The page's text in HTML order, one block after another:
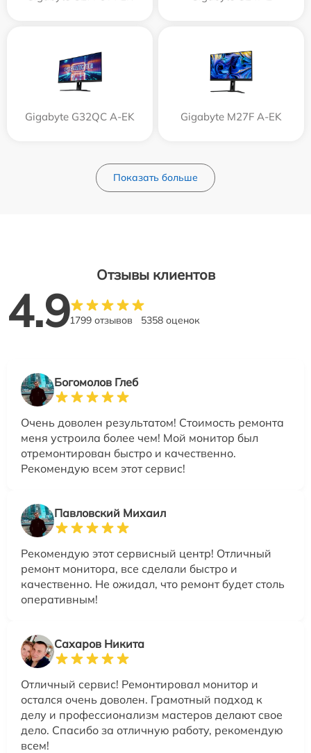
Gigabyte G32QC A-EK Gigabyte M27F A-EK
Показать больше
Отзывы клиентов
4.91799 отзывов 5358 оценок
Богомолов Глеб
Очень доволен результатом! Стоимость ремонта
меня устроила более чем! Мой монитор был
отремонтирован быстро и качественно.
Рекомендую всем этот сервис!
Павловский Михаил
Рекомендую этот сервисный центр! Отличный
ремонт монитора, все сделали быстро и
качественно. Не ожидал, что ремонт будет столь
оперативным!
Сахаров Никита
Отличный сервис! Ремонтировал монитор и
остался очень доволен. Грамотный подход к
делу и профессионализм мастеров делают свое
дело. Спасибо за отличную работу, рекомендую
всем!